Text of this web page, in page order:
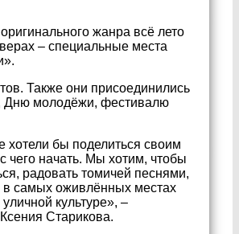
жанра всё лето
– специальные места
Также они присоединились
Дню молодёжи, фестивалю
хотели бы поделиться своим
чего начать. Мы хотим, чтобы
радовать томичей песнями,
в самых оживлённых местах
культуре», –
Старикова.